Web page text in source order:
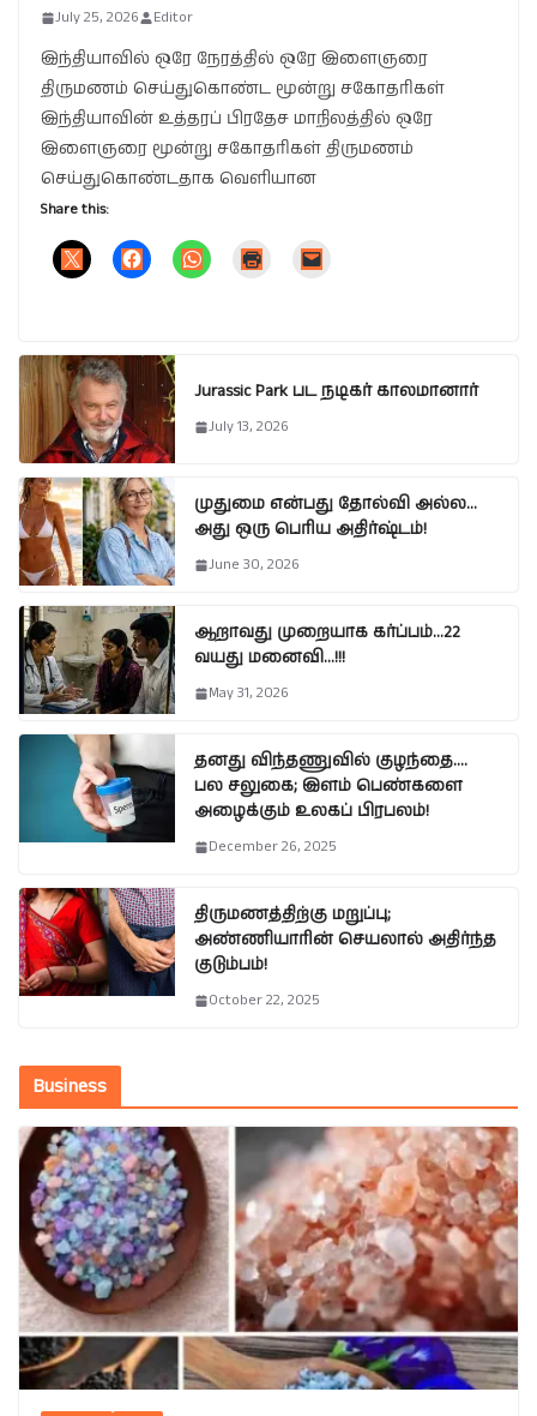
July 25, 2026 Editor
இந்தியாவில் ஒரே நேரத்தில் ஒரே இளைஞரை
திருமணம் செய்துகொண்ட மூன்று சகோதரிகள்
இந்தியாவின் உத்தரப் பிரதேச மாநிலத்தில் ஒரே
இளைஞரை மூன்று சகோதரிகள் திருமணம்
செய்துகொண்டதாக வெளியான
Share this:
Jurassic Park பட நடிகர் காலமானார்
July 13, 2026
முதுமை என்பது தோல்வி அல்ல…
அது ஒரு பெரிய அதிர்ஷ்டம்!
June 30, 2026
ஆறாவது முறையாக கர்ப்பம்…22
வயது மனைவி…!!!
May 31, 2026
தனது விந்தணுவில் குழந்தை….
பல சலுகை; இளம் பெண்களை
அழைக்கும் உலகப் பிரபலம்!
December 26, 2025
திருமணத்திற்கு மறுப்பு;
அண்ணியாரின் செயலால் அதிர்ந்த
குடும்பம்!
October 22, 2025
Business